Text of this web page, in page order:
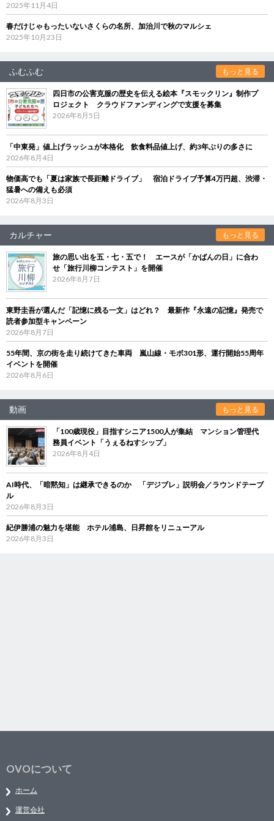
2025年11月4日
春だけじゃもったいないさくらの名所、加治川で秋のマルシェ
2025年10月23日
ふむふむ もっと見る
四日市の公害克服の歴史を伝える絵本『スモックリン』制作プ
ロジェクト クラウドファンディングで支援を募集
2026年8月5日
「中東発」値上げラッシュが本格化 飲食料品値上げ、約3年ぶりの多さに
2026年8月4日
物価高でも「夏は家族で長距離ドライブ」 宿泊ドライブ予算4万円超、渋滞・
猛暑への備えも必須
2026年8月3日
カルチャー もっと見る
旅の思い出を五・七・五で！ エースが「かばんの日」に合わ
せ「旅行川柳コンテスト」を開催
2026年8月7日
東野圭吾が選んだ「記憶に残る一文」はどれ？ 最新作『永遠の記憶』発売で
読者参加型キャンペーン
2026年8月7日
55年間、京の街を走り続けてきた車両 嵐山線・モボ301形、運行開始55周年
イベントを開催
2026年8月6日
動画 もっと見る
「100歳現役」目指すシニア1500人が集結 マンション管理代
務員イベント「うぇるねすシップ」
2026年8月4日
AI時代、「暗黙知」は継承できるのか 「デジブレ」説明会／ラウンドテーブ
ル
2026年8月3日
紀伊勝浦の魅力を堪能 ホテル浦島、日昇館をリニューアル
2026年8月3日
OVOについて
ホーム
運営会社